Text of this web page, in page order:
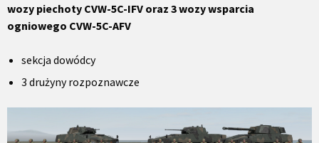
wozy piechoty CVW-5C-IFV oraz 3 wozy wsparcia
ogniowego CVW-5C-AFV
sekcja dowódcy
3 drużyny rozpoznawcze